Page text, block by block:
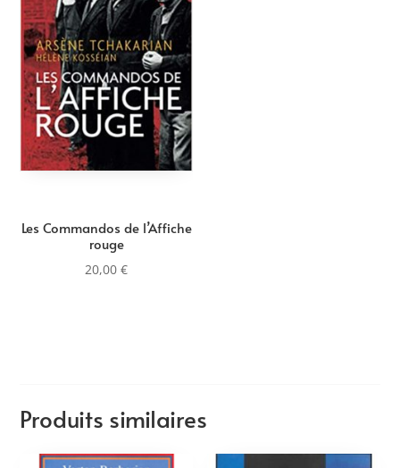
Les Commandos de l’Affiche
rouge
20,00€
Produits similaires